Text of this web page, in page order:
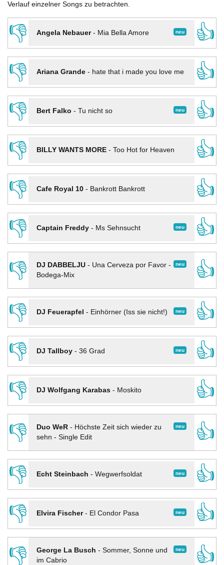
Verlauf einzelner Songs zu betrachten.
👎 neu
Angela Nebauer- Mia Bella Amore
👍
👎
Ariana Grande- hate that i made you love me
👍
👎
neu
Bert Falko - Tu nicht so
👍
👎
BILLY WANTS MORE- Too Hot for Heaven
👍
👎
Cafe Royal 10- Bankrott Bankrott
👍
👎
neu
Captain Freddy- Ms Sehnsucht
👍
👎
neu
DJ DABBELJU- Una Cerveza por Favor -
Bodega-Mix
👍
👎
neu
DJ Feuerapfel - Einhörner (Iss sie nicht!)
👍
👎
neu
DJ Tallboy- 36 Grad
👍
👎
DJ Wolfgang Karabas- Moskito
👍
👎
neu
Duo WeR- Höchste Zeit sich wieder zu
sehn - Single Edit
👍
👎
neu
Echt Steinbach - Wegwerfsoldat
👍
👎
neu
Elvira Fischer- El Condor Pasa
👍
👎
neu
George La Busch - Sommer, Sonne und
im Cabrio
👍